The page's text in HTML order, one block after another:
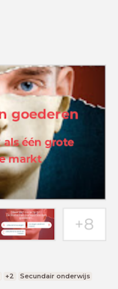
+2 Secundair onderwijs